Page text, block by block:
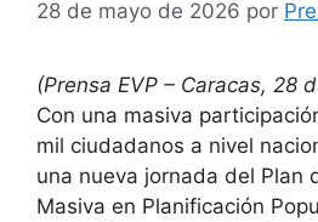
28 de mayo de 2026 por
(Prensa EVP – Caracas, 28
Con una masiva
mil ciudadanos a nivel
una nueva jornada del Plan
Masiva en Planificación